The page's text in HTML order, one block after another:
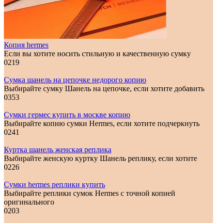
Копия hermes
Если вы хотите носить стильную и качественную сумку
0219
Сумка шанель на цепочке недорого копию
Выбирайте сумку Шанель на цепочке, если хотите добавить
0353
Сумки гермес купить в москве копию
Выбирайте копию сумки Hermes, если хотите подчеркнуть
0241
Куртка шанель женская реплика
Выбирайте женскую куртку Шанель реплику, если хотите
0226
Сумки hermes реплики купить
Выбирайте реплики сумок Hermes с точной копией
оригинального
0203